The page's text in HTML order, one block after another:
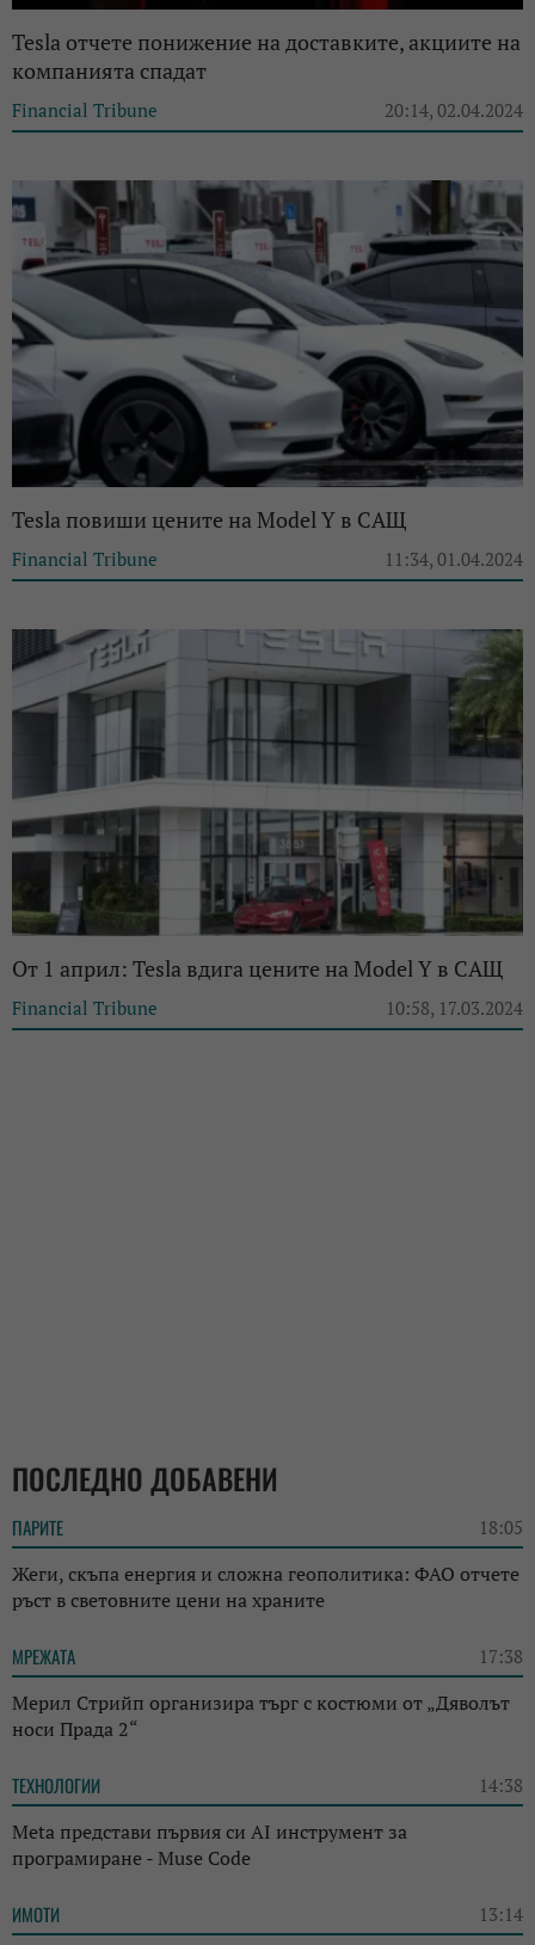
Tesla отчете понижение на доставките, акциите на
компанията спадат
Financial Tribune 20:14, 02.04.2024
Tesla повиши цените на Model Y в САЩ
Financial Tribune 11:34, 01.04.2024
От 1 април: Tesla вдига цените на Model Y в САЩ
Financial Tribune 10:58, 17.03.2024
ПОСЛЕДНО ДОБАВЕНИ
ПАРИТЕ 18:05
Жеги, скъпа енергия и сложна геополитика: ФАО отчете
ръст в световните цени на храните
МРЕЖАТА 17:38
Мерил Стрийп организира търг с костюми от „Дяволът
носи Прада 2“
ТЕХНОЛОГИИ 14:38
Meta представи първия си AI инструмент за
програмиране - Muse Code
ИМОТИ 13:14